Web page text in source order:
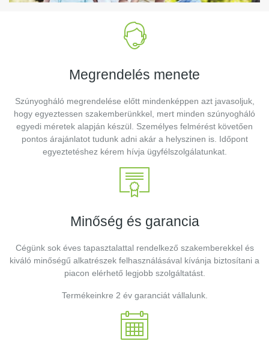
Megrendelés menete
Szúnyogháló megrendelése előtt mindenképpen azt javasoljuk,
hogy egyeztessen szakemberünkkel, mert minden szúnyogháló
egyedi méretek alapján készül. Személyes felmérést követően
pontos árajánlatot tudunk adni akár a helyszinen is. Időpont
egyeztetéshez kérem hívja ügyfélszolgálatunkat.
Minőség és garancia
Cégünk sok éves tapasztalattal rendelkező szakemberekkel és
kiváló minőségű alkatrészek felhasználásával kívánja biztosítani a
piacon elérhető legjobb szolgáltatást.
Termékeinkre 2 év garanciát vállalunk.